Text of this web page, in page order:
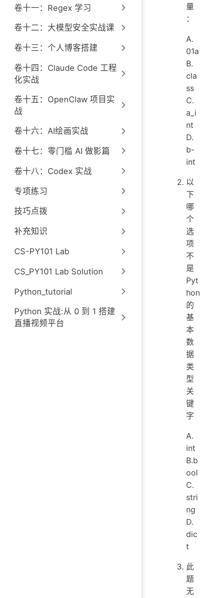
卷十一：Regex 学习
卷十二：大模型安全实战课
卷十三：个人博客搭建
卷十四：Claude Code 工程
化实战
卷十五：OpenClaw 项目实
战
卷十六：AI绘画实战
卷十七：零门槛 AI 做影篇
卷十八：Codex 实战
专项练习
技巧点拨
补充知识
CS-PY101 Lab
CS_PY101 Lab Solution
Python_tutorial
Python 实战:从 0 到 1 搭建
直播视频平台
量
：
A.
01a
B.
cla
ss
C.
a_i
nt
D.
b-
int
以
下
哪
个
选
项
不
是
Pyt
hon
的
基
本
数
据
类
型
关
键
字
A.
int
B.b
ool
C.
stri
ng
D.
dic
t
此
题
无